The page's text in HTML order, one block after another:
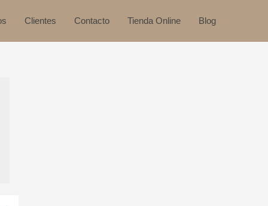
Clientes Contacto Tienda Online Blog